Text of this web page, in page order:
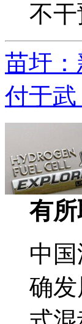
不
苗圩
付于
有所
中
确